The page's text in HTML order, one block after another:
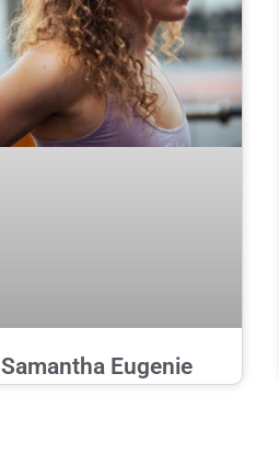
Samantha Eugenie